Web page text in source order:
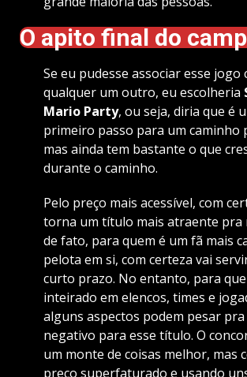
O apito final do
Se eu pudesse associar esse jogo
qualquer um outro, eu escolheria
Mario Party, ou seja, diria que é
primeiro passo para um caminho
mas ainda tem bastante o que
durante o caminho.
Pelo preço mais acessível, com
torna um título mais atraente pra
de fato, para quem é um fã mais
pelota em si, com certeza vai
curto prazo. No entanto, para
inteirado em elencos, times e
alguns aspectos podem pesar
negativo para esse título. O
um monte de coisas melhor, mas
preço superfaturado e usando